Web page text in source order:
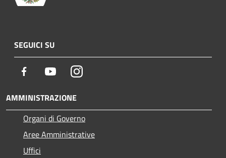
SEGUICI SU
Facebook YoutubeInstagram
AMMINISTRAZIONE
Organi di Governo
Aree Amministrative
Uffici